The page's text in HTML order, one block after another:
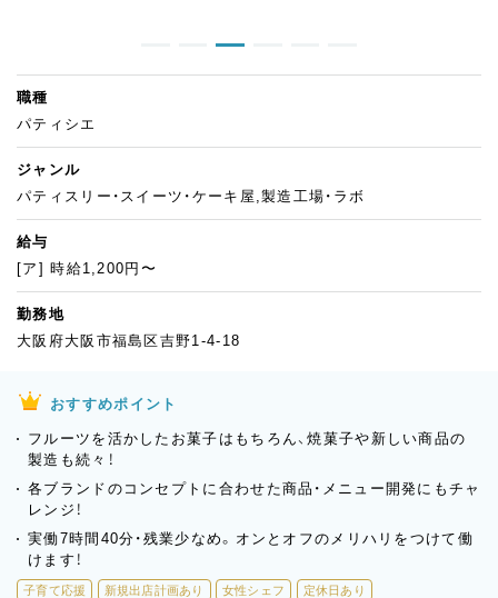
職種
パティシエ
ジャンル
パティスリー・スイーツ・ケーキ屋,製造工場・ラボ
給与
[ア] 時給1,200円〜
勤務地
大阪府大阪市福島区吉野1-4-18
おすすめポイント
フルーツを活かしたお菓子はもちろん、焼菓子や新しい商品の
製造も続々！
各ブランドのコンセプトに合わせた商品・メニュー開発にもチャ
レンジ！
実働7時間40分・残業少なめ。オンとオフのメリハリをつけて働
けます！
子育て応援 新規出店計画あり 女性シェフ 定休日あり